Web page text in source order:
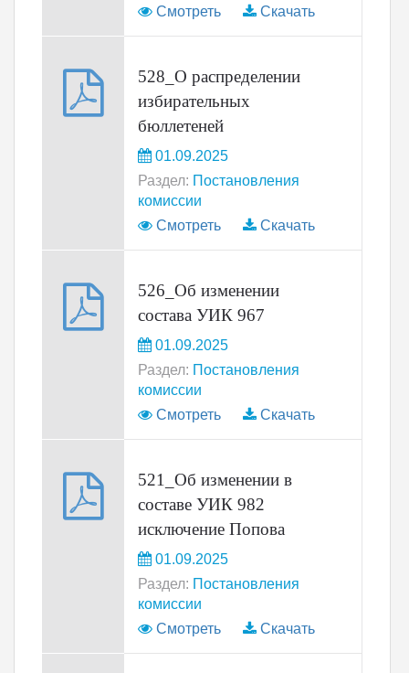
Смотреть
Скачать
528_О распределении
избирательных
бюллетеней
01.09.2025
Раздел: Постановления
комиссии
Смотреть
Скачать
526_Об изменении
состава УИК 967
01.09.2025
Раздел: Постановления
комиссии
Смотреть
Скачать
521_Об изменении в
составе УИК 982
исключение Попова
01.09.2025
Раздел: Постановления
комиссии
Смотреть
Скачать